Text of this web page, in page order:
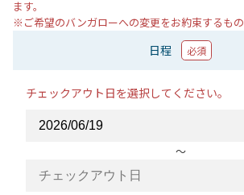
ます。
※ご希望のバンガローへの変更をお約束するもの
日程 必須
チェックアウト日を選択してください。
〜